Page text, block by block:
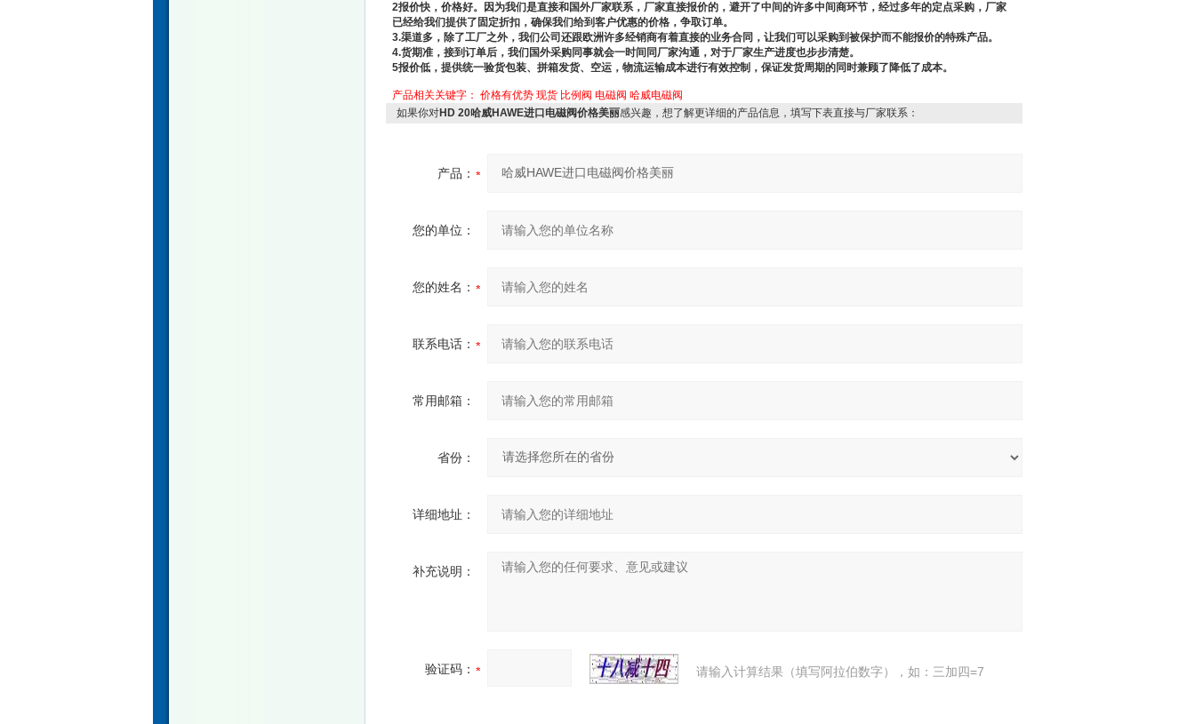
2报价快，价格好。因为我们是直接和国外厂家联系，厂家直接报价的，避开了中间的许多中间商环节，经过多年的定点采购，厂家
已经给我们提供了固定折扣，确保我们给到客户优惠的价格，争取订单。
3.渠道多，除了工厂之外，我们公司还跟欧洲许多经销商有着直接的业务合同，让我们可以采购到被保护而不能报价的特殊产品。
4.货期准，接到订单后，我们国外采购同事就会一时间同厂家沟通，对于厂家生产进度也步步清楚。
5报价低，提供统一验货包装、拼箱发货、空运，物流运输成本进行有效控制，保证发货周期的同时兼顾了降低了成本。
产品相关关键字： 价格有优势 现货 比例阀 电磁阀 哈威电磁阀
如果你对HD 20哈威HAWE进口电磁阀价格美丽感兴趣，想了解更详细的产品信息，填写下表直接与厂家联系：
产品：
您的单位：
您的姓名：
联系电话：
常用邮箱：
省份：
详细地址：
补充说明：
验证码： 请输入计算结果（填写阿拉伯数字），如：三加四=7